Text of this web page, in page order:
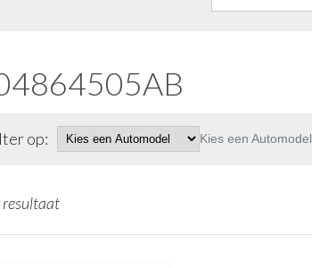
op: Kies een Automodel
resultaat